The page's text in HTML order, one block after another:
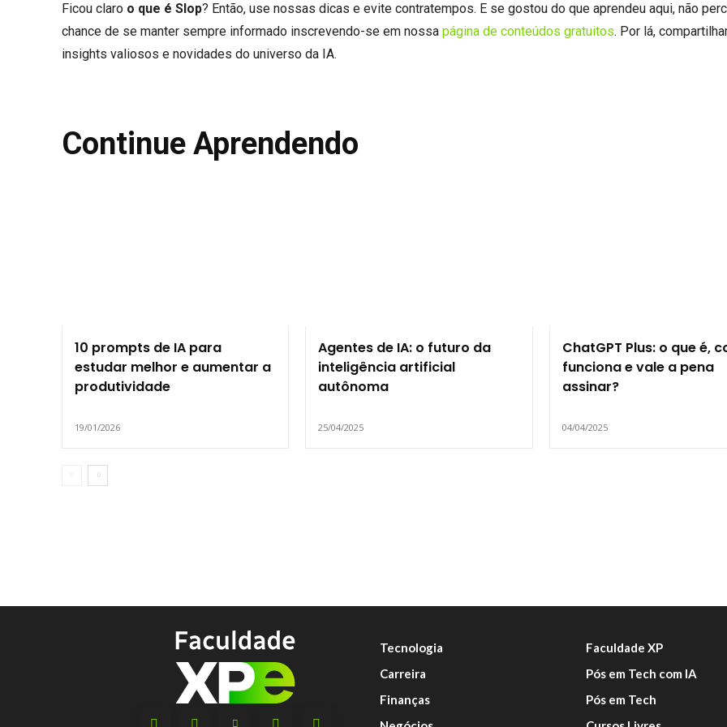
Ficou claro o que é Slop? Então, use nossas dicas e evite contratempos. E se gostou do que aprendeu aqui, não
chance de se manter sempre informado inscrevendo-se em nossa página de conteúdos gratuitos. Por lá,
insights valiosos e novidades do universo da IA.
Continue Aprendendo
10 prompts de IA para
estudar melhor e aumentar a
produtividade
19/01/2026
Agentes de IA: o futuro da
inteligência artificial
autônoma
25/04/2025
ChatGPT Plus: o que é,
funciona e vale a pena
assinar?
04/04/2025
Tecnologia
Carreira
Finanças
Faculdade XP
Pós em Tech com IA
Pós em Tech